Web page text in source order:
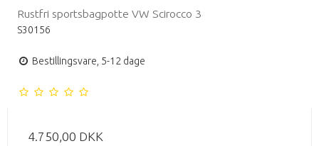
Rustfri sportsbagpotte VW Scirocco 3
S30156
Bestillingsvare, 5-12 dage
4.750,00 DKK